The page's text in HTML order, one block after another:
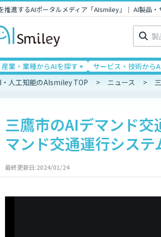
推進するAIポータルメディア「AIsmiley」｜ AI製品
検
索:
産業・業種からAIを探す サービス・技術から
・人工知能のAIsmiley TOP ニュース
三鷹市のAIデマンド
マンド交通運行システ
最終更新日:2024/01/24